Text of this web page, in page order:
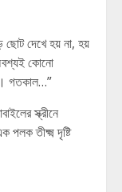
ছোট দেখে হয় না, হয়
কোনো
গতকাল…”
স্ক্রীনে
তীক্ষ্ম দৃষ্টি